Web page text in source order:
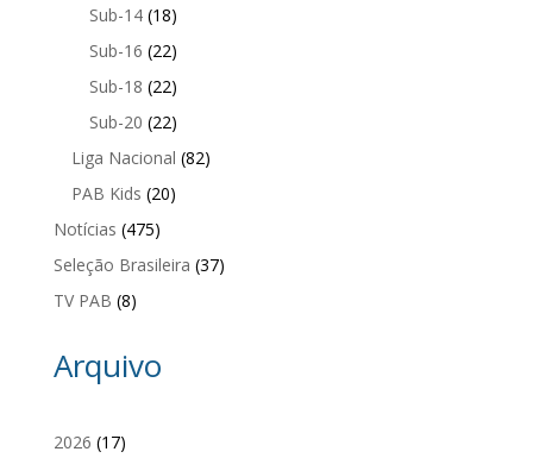
Sub-14(18)
Sub-16 (22)
Sub-18 (22)
Sub-20 (22)
Liga Nacional (82)
PAB Kids (20)
Notícias (475)
Seleção Brasileira (37)
TV PAB (8)
Arquivo
2026 (17)